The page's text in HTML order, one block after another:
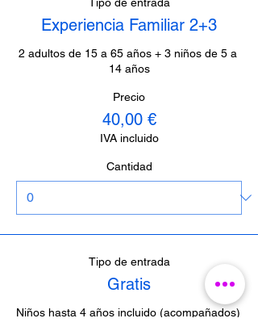
Experiencia Familiar 2+3
2 adultos de 15 a 65 años + 3 niños de 5 a
14 años
Precio
40,00 €
IVA incluido
Cantidad
Tipo de entrada
Gratis
Niños hasta 4 años incluido (acompañados)